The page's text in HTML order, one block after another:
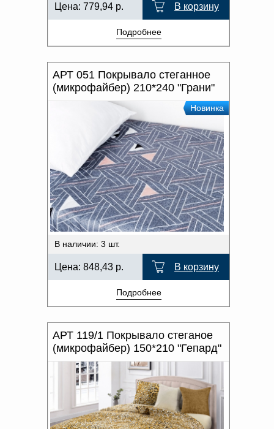
Цена: 779,94 р. В корзину
Подробнее
АРТ 051 Покрывало стеганное
(микрофайбер) 210*240 "Грани"
Новинка
В наличии: 3 шт.
Цена: 848,43 р. В корзину
Подробнее
АРТ 119/1 Покрывало стеганое
(микрофайбер) 150*210 "Гепард"